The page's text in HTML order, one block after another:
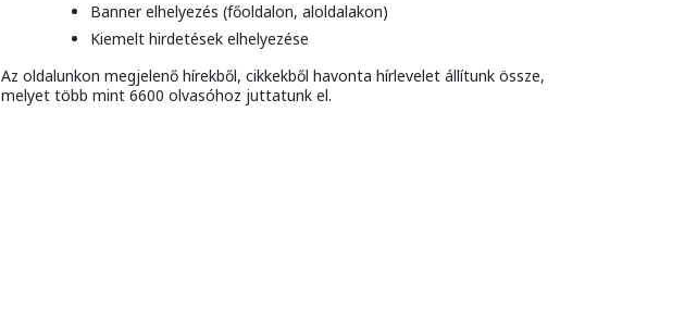
Banner elhelyezés (főoldalon, aloldalakon)
Kiemelt hirdetések elhelyezése
Az oldalunkon megjelenő hírekből, cikkekből havonta hírlevelet állítunk össze,
melyet több mint 6600 olvasóhoz juttatunk el.